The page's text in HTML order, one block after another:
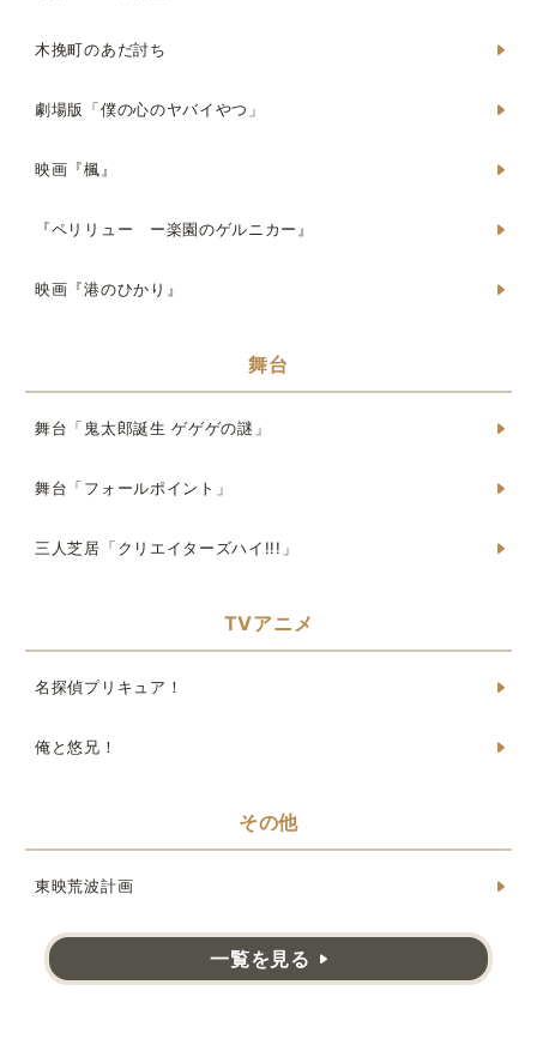
木挽町のあだ討ち
劇場版「僕の心のヤバイやつ」
映画『楓』
『ペリリュー ー楽園のゲルニカー』
映画『港のひかり』
舞台
舞台「鬼太郎誕生 ゲゲゲの謎」
舞台「フォールポイント」
三人芝居「クリエイターズハイ!!!」
TVアニメ
名探偵プリキュア！
俺と悠兄！
その他
東映荒波計画
一覧を見る